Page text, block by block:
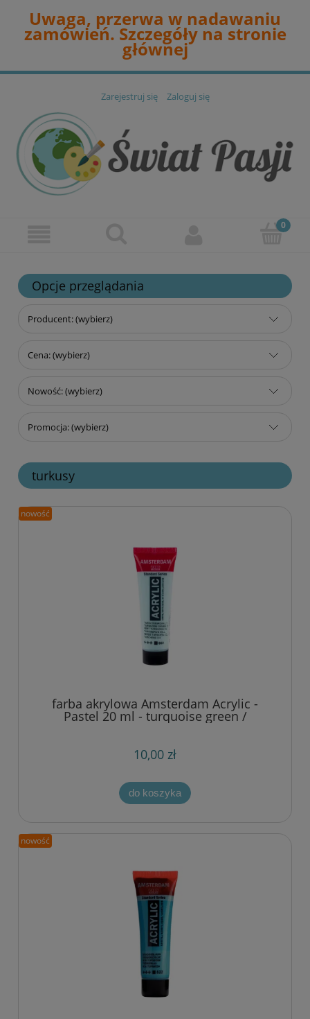
Uwaga, przerwa w nadawaniu
zamówień. Szczegóły na stronie
głównej
Zarejestruj się Zaloguj się
Opcje przeglądania
Producent: (wybierz)
Cena: (wybierz)
Nowość: (wybierz)
Promocja: (wybierz)
turkusy
farba akrylowa Amsterdam Acrylic -
Pastel 20 ml - turquoise green /
turkusowy 660
10,00 zł
do koszyka
nowość
nowość